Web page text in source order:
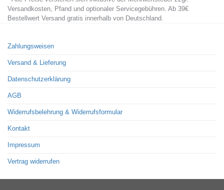
Versandkosten, Pfand und optionaler Servicegebühren. Ab 39€
Bestellwert Versand gratis innerhalb von Deutschland.
Zahlungsweisen
Versand & Lieferung
Datenschutzerklärung
AGB
Widerrufsbelehrung & Widerrufsformular
Kontakt
Impressum
Vertrag widerrufen